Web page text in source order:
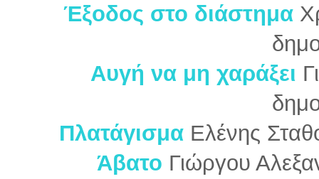
Έξοδος στο διάστημα
Αυγή να μη χαράξει
Πλατάγισμα Ελένης
Άβατο Γιώργου